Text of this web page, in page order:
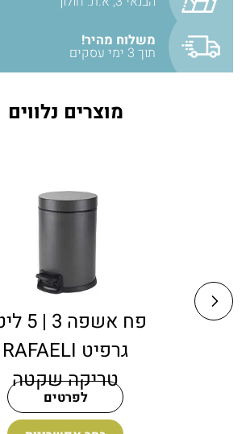
משלוח מהיר!
תוך 3 ימי עסקים
מוצרים נלווים
ספסל למקלחת טי 60
ס״מ עם מדף עץ טיק
מלא
לפרטים